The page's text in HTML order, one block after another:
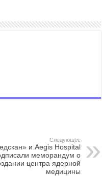
Следующее
и Aegis Hospital
меморандум о
центра ядерной
медицины